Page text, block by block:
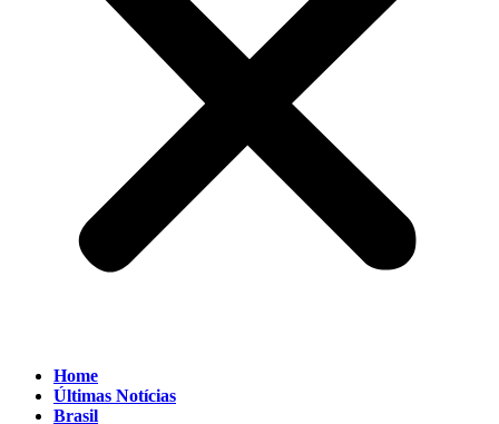
Home
Últimas Notícias
Brasil